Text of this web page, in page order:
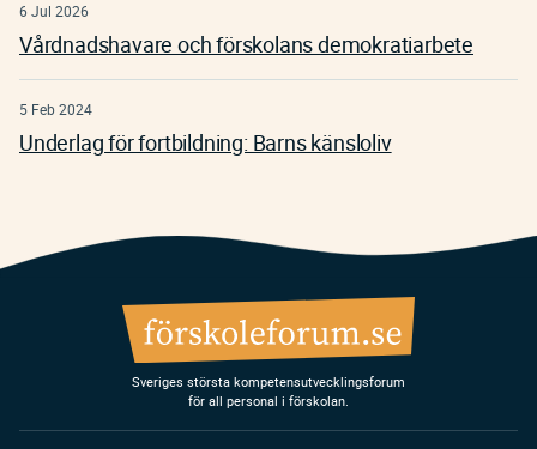
6 Jul 2026
Vårdnadshavare och förskolans demokratiarbete
5 Feb 2024
Underlag för fortbildning: Barns känsloliv
Sveriges största kompetensutvecklingsforum
för all personal i förskolan.